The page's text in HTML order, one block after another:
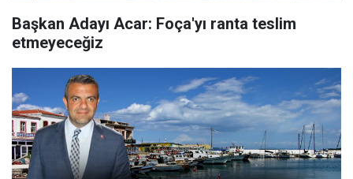
Başkan Adayı Acar: Foça'yı ranta teslim
etmeyeceğiz